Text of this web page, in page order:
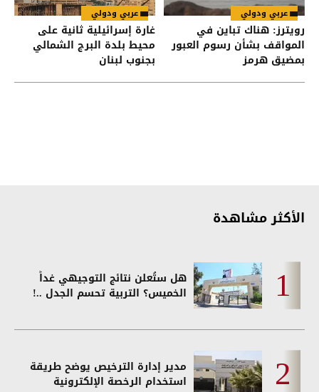
عربي ودولي
رويترز: هناك تباين في
المواقف بشأن رسوم العبور
بمضيق هرمز
عربي ودولي
غارة إسرائيلية ثانية على
محيط بلدة البرج الشمالي
بجنوب لبنان
الأكثر مشاهدة
هل ستُعلن نتائج التوجيهي غداً
الخميس؟ التربية تحسم الجدل ..!
مدير إدارة الترخيص يوضح طريقة
استخدام الرخصة الإلكترونية